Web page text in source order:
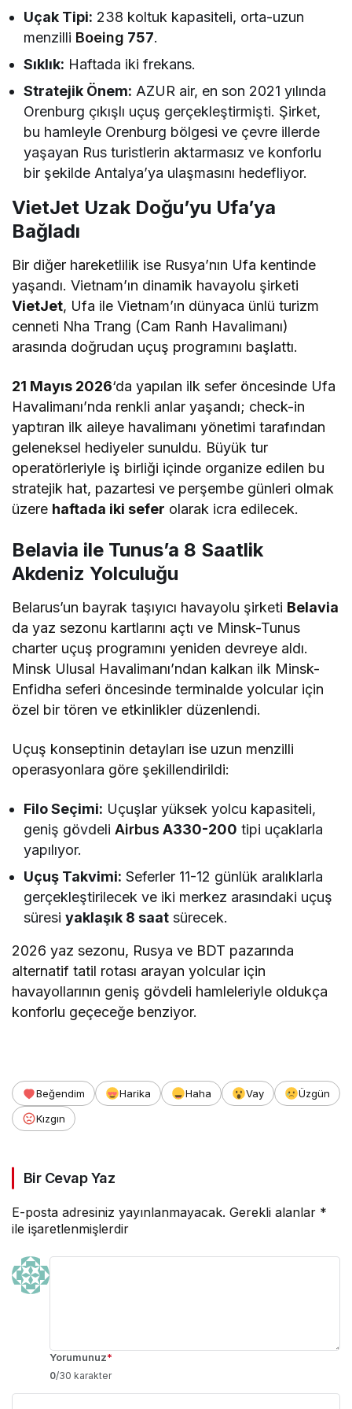
Uçak Tipi: 238 koltuk kapasiteli, orta-uzun
menzilli Boeing 757.
Sıklık: Haftada iki frekans.
Stratejik Önem: AZUR air, en son 2021 yılında
Orenburg çıkışlı uçuş gerçekleştirmişti. Şirket,
bu hamleyle Orenburg bölgesi ve çevre illerde
yaşayan Rus turistlerin aktarmasız ve konforlu
bir şekilde Antalya’ya ulaşmasını hedefliyor.
VietJet Uzak Doğu’yu Ufa’ya
Bağladı
Bir diğer hareketlilik ise Rusya’nın Ufa kentinde
yaşandı. Vietnam’ın dinamik havayolu şirketi
VietJet, Ufa ile Vietnam’ın dünyaca ünlü turizm
cenneti Nha Trang (Cam Ranh Havalimanı)
arasında doğrudan uçuş programını başlattı.
21 Mayıs 2026‘da yapılan ilk sefer öncesinde Ufa
Havalimanı’nda renkli anlar yaşandı; check-in
yaptıran ilk aileye havalimanı yönetimi tarafından
geleneksel hediyeler sunuldu. Büyük tur
operatörleriyle iş birliği içinde organize edilen bu
stratejik hat, pazartesi ve perşembe günleri olmak
üzere haftada iki sefer olarak icra edilecek.
Belavia ile Tunus’a 8 Saatlik
Akdeniz Yolculuğu
Belarus’un bayrak taşıyıcı havayolu şirketi Belavia
da yaz sezonu kartlarını açtı ve Minsk-Tunus
charter uçuş programını yeniden devreye aldı.
Minsk Ulusal Havalimanı’ndan kalkan ilk Minsk-
Enfidha seferi öncesinde terminalde yolcular için
özel bir tören ve etkinlikler düzenlendi.
Uçuş konseptinin detayları ise uzun menzilli
operasyonlara göre şekillendirildi:
Filo Seçimi: Uçuşlar yüksek yolcu kapasiteli,
geniş gövdeliAirbus A330-200 tipi uçaklarla
yapılıyor.
Uçuş Takvimi: Seferler 11-12 günlük aralıklarla
gerçekleştirilecek ve iki merkez arasındaki uçuş
süresiyaklaşık 8 saat sürecek.
2026 yaz sezonu, Rusya ve BDT pazarında
alternatif tatil rotası arayan yolcular için
havayollarının geniş gövdeli hamleleriyle oldukça
konforlu geçeceğe benziyor.
Beğendim Harika Haha Vay
Üzgün
Kızgın
Bir Cevap Yaz
E-posta adresiniz yayınlanmayacak. Gerekli alanlar *
ile işaretlenmişlerdir
Yorumunuz*
0/30 karakter